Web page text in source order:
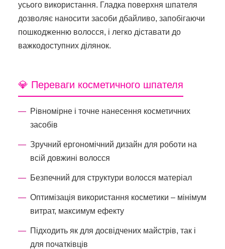
усього використання. Гладка поверхня шпателя
дозволяє наносити засоби дбайливо, запобігаючи
пошкодженню волосся, і легко діставати до
важкодоступних ділянок.
💎 Переваги косметичного шпателя
Рівномірне і точне нанесення косметичних
засобів
Зручний ергономічний дизайн для роботи на
всій довжині волосся
Безпечний для структури волосся матеріал
Оптимізація використання косметики – мінімум
витрат, максимум ефекту
Підходить як для досвідчених майстрів, так і
для початківців